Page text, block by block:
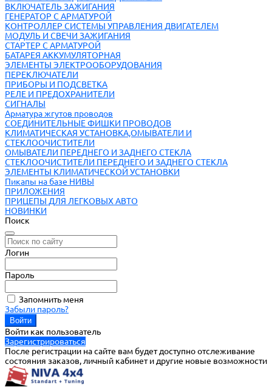
ВКЛЮЧАТЕЛЬ ЗАЖИГАНИЯ
ГЕНЕРАТОР С АРМАТУРОЙ
КОНТРОЛЛЕР СИСТЕМЫ УПРАВЛЕНИЯ ДВИГАТЕЛЕМ
МОДУЛЬ И СВЕЧИ ЗАЖИГАНИЯ
СТАРТЕР С АРМАТУРОЙ
БАТАРЕЯ АККУМУЛЯТОРНАЯ
ЭЛЕМЕНТЫ ЭЛЕКТРООБОРУДОВАНИЯ
ПЕРЕКЛЮЧАТЕЛИ
ПРИБОРЫ И ПОДСВЕТКА
РЕЛЕ И ПРЕДОХРАНИТЕЛИ
СИГНАЛЫ
Арматура жгутов проводов
СОЕДИНИТЕЛЬНЫЕ ФИШКИ ПРОВОДОВ
КЛИМАТИЧЕСКАЯ УСТАНОВКА,ОМЫВАТЕЛИ И
СТЕКЛООЧИСТИТЕЛИ
ОМЫВАТЕЛИ ПЕРЕДНЕГО И ЗАДНЕГО СТЕКЛА
СТЕКЛООЧИСТИТЕЛИ ПЕРЕДНЕГО И ЗАДНЕГО СТЕКЛА
ЭЛЕМЕНТЫ КЛИМАТИЧЕСКОЙ УСТАНОВКИ
Пикапы на базе НИВЫ
ПРИЛОЖЕНИЯ
ПРИЦЕПЫ ДЛЯ ЛЕГКОВЫХ АВТО
НОВИНКИ
Поиск
Логин
Пароль
Запомнить меня
Забыли пароль?
Войти как пользователь
Зарегистрироваться
После регистрации на сайте вам будет доступно отслеживание
состояния заказов, личный кабинет и другие новые возможности